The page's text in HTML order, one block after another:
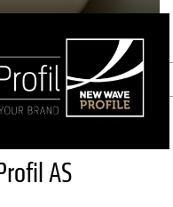
AS